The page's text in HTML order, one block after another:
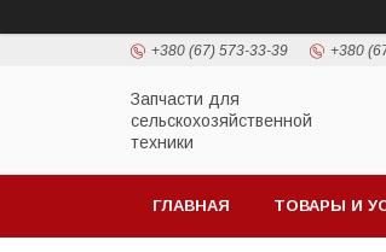
+380 (67) 573-33-39 +380
Запчасти для
сельскохозяйственной
техники
ГЛАВНАЯ ТОВАРЫ И